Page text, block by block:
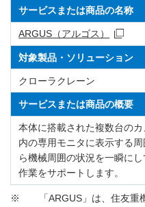
サービスまたは商品の名称
ARGUS（アルゴス）
対象製品・ソリューション
クローラクレーン
サービスまたは商品の概要
本体に搭載された複数台の
内の専用モニタに表示する
ら機械周囲の状況を一瞬に
作業をサポートします。
※
「ARGUS」は、住友